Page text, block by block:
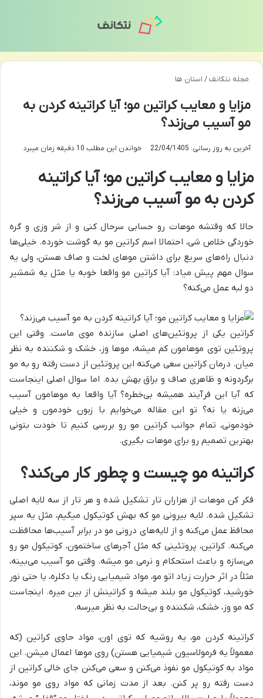
مجله نتکانف/ استان ها
مزایا و معایب کراتین مو؛ آیا کراتینه کردن به
مو آسیب می‌زند؟
آخرین به روز رسانی: 22/04/1405 خواندن این مطلب 10 دقیقه زمان میبرد
مزایا و معایب کراتین مو؛ آیا کراتینه
کردن به مو آسیب می‌زند؟
حالا که وقتشه موهات رو حسابی سرحال کنی و از شر وزی و گره
خوردگی خلاص شی، احتمالا اسم کراتین مو به گوشت خورده. خیلی‌ها
دنبال راه‌های سریع برای داشتن موهای لخت و صاف هستن، ولی یه
سوال مهم پیش میاد: آیا کراتین مو واقعا خوبه یا مثل یه شمشیر
دو لبه عمل می‌کنه؟
کراتین یکی از پروتئین‌های اصلی سازنده موی ماست. وقتی این
پروتئین توی موهامون کم میشه، موها وز، خشک و شکننده به نظر
میان. درمان کراتین سعی می‌کنه این پروتئین از دست رفته رو به مو
برگردونه و ظاهری صاف و براق بهش بده. اما سوال اصلی اینجاست
که آیا این فرآیند همیشه بی‌خطره؟ آیا واقعا به موهامون آسیب
می‌زنه یا نه؟ تو این مقاله می‌خوایم با زبون خودمون و خیلی
خودمونی، تمام جوانب کراتین مو رو بررسی کنیم تا خودت بتونی
بهترین تصمیم رو برای موهات بگیری.
کراتینه مو چیست و چطور کار می‌کند؟
فکر کن موهات از هزاران تار تشکیل شده و هر تار از سه لایه اصلی
تشکیل شده. لایه بیرونی مو که بهش کوتیکول میگیم، مثل یه سپر
محافظ عمل می‌کنه و از لایه‌های درونی مو در برابر آسیب‌ها محافظت
می‌کنه. کراتین، پروتئینی که مثل آجرهای ساختمون، کوتیکول مو رو
می‌سازه و باعث استحکام و نرمی مو میشه. وقتی مو آسیب می‌بینه،
مثلاً در اثر حرارت زیاد اتو مو، مواد شیمیایی رنگ یا دکلره، یا حتی نور
خورشید، کوتیکول مو بلند میشه و کراتینش از بین میره. اینجاست
که مو وز، خشک، شکننده و بی‌حالت به نظر میرسه.
کراتینه کردن مو، یه روشیه که توی اون، مواد حاوی کراتین (که
معمولاً یه فرمولاسیون شیمیایی هستن) روی موها اعمال میشن. این
مواد به کوتیکول مو نفوذ می‌کنن و سعی می‌کنن جای خالی کراتین از
دست رفته رو پر کنن. بعد از مدت زمانی که مواد روی مو موند،